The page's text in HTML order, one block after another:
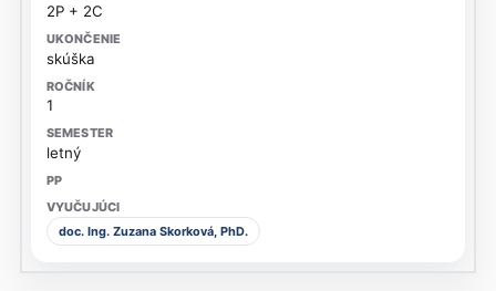
2P + 2C
skúška
1
letný
doc. Ing. Zuzana Skorková, PhD.